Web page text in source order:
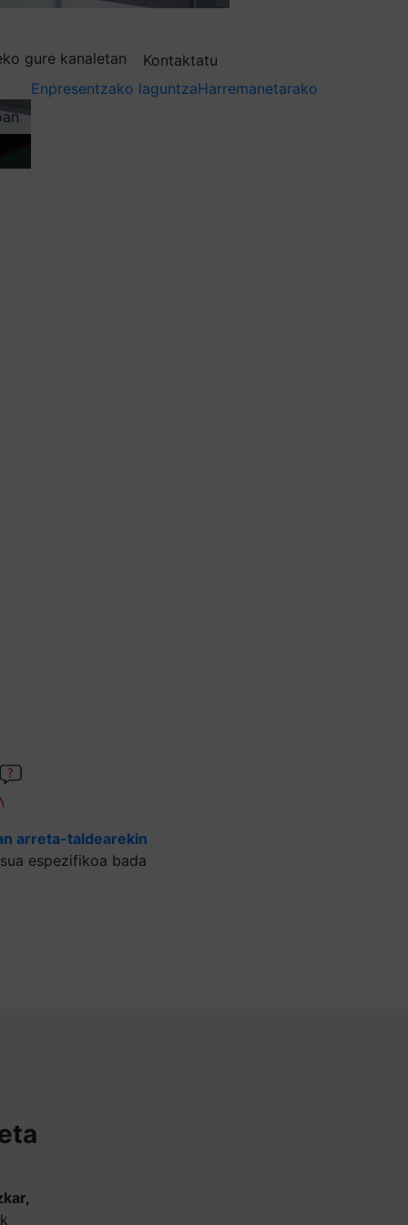
gure kanaletan Kontaktatu
Enpresentzako laguntzaHarremanetarako
arreta-taldearekin
espezifikoa bada